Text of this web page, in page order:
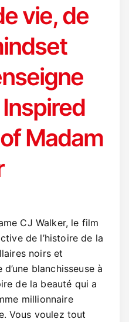
vie, de
Madam
CJ Walker, le film
de l’histoire de la
noirs et
blanchisseuse à
de la beauté qui a
millionnaire
Vous voulez tout